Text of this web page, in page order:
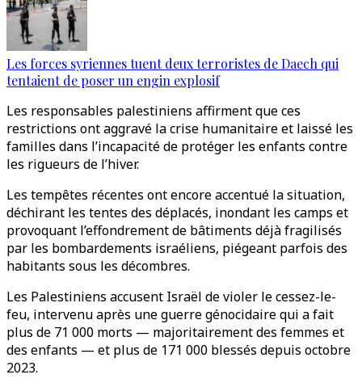
Les forces syriennes tuent deux terroristes de Daech qui
tentaient de poser un engin explosif
Les responsables palestiniens affirment que ces
restrictions ont aggravé la crise humanitaire et laissé les
familles dans l’incapacité de protéger les enfants contre
les rigueurs de l’hiver.
Les tempêtes récentes ont encore accentué la situation,
déchirant les tentes des déplacés, inondant les camps et
provoquant l’effondrement de bâtiments déjà fragilisés
par les bombardements israéliens, piégeant parfois des
habitants sous les décombres.
Les Palestiniens accusent Israël de violer le cessez-le-
feu, intervenu après une guerre génocidaire qui a fait
plus de 71 000 morts — majoritairement des femmes et
des enfants — et plus de 171 000 blessés depuis octobre
2023.